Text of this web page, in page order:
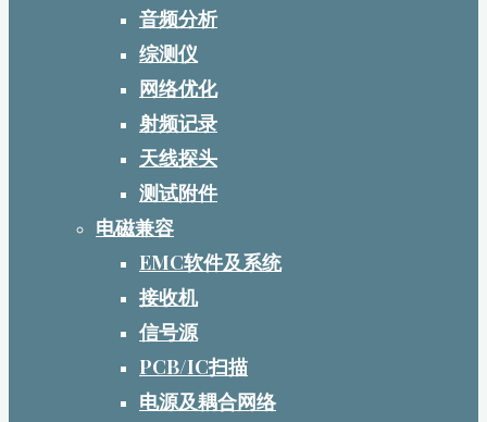
音频分析
综测仪
网络优化
射频记录
天线探头
测试附件
电磁兼容
EMC软件及系统
接收机
信号源
PCB/IC扫描
电源及耦合网络